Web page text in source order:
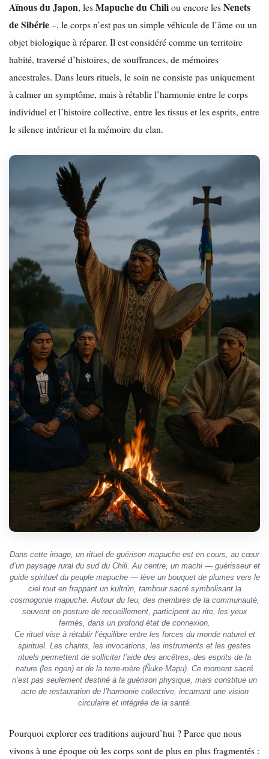
Aïnous du Japon, lesMapuche du Chiliou encore lesNenets
de Sibérie–, le corps n’est pas un simple véhicule de l’âme ou un
objet biologique à réparer. Il est considéré comme un territoire
habité, traversé d’histoires, de souffrances, de mémoires
ancestrales. Dans leurs rituels, le soin ne consiste pas uniquement
à calmer un symptôme, mais à rétablir l’harmonie entre le corps
individuel et l’histoire collective, entre les tissus et les esprits, entre
le silence intérieur et la mémoire du clan.
Dans cette image, un rituel de guérison mapuche est en cours, au cœur
d’un paysage rural du sud du Chili. Au centre, un machi — guérisseur et
guide spirituel du peuple mapuche — lève un bouquet de plumes vers le
ciel tout en frappant un kultrún, tambour sacré symbolisant la
cosmogonie mapuche. Autour du feu, des membres de la communauté,
souvent en posture de recueillement, participent au rite, les yeux
fermés, dans un profond état de connexion.
Ce rituel vise à rétablir l’équilibre entre les forces du monde naturel et
spirituel. Les chants, les invocations, les instruments et les gestes
rituels permettent de solliciter l’aide des ancêtres, des esprits de la
nature (les ngen) et de la terre-mère (Ñuke Mapu). Ce moment sacré
n’est pas seulement destiné à la guérison physique, mais constitue un
acte de restauration de l’harmonie collective, incarnant une vision
circulaire et intégrée de la santé.
Pourquoi explorer ces traditions aujourd’hui ? Parce que nous
vivons à une époque où les corps sont de plus en plus fragmentés :